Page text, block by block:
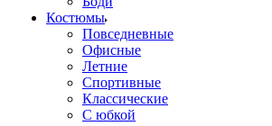
Костюмы
Повседневные
Офисные
Летние
Спортивные
Классические
С юбкой